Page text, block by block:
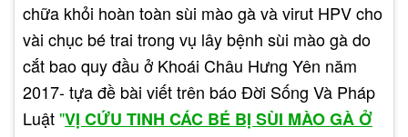
CÁC YẾU TỐ ẢNH HƯỞNG
chữa khỏi hoàn toàn sùi mào gà và virut HPV cho
vài chục bé trai trong vụ lây bệnh sùi mào gà do
cắt bao quy đầu ở Khoái Châu Hưng Yên năm
2017- tựa đề bài viết trên báo Đời Sống Và Pháp
Luật "VỊ CỨU TINH CÁC BÉ BỊ SÙI MÀO GÀ Ở